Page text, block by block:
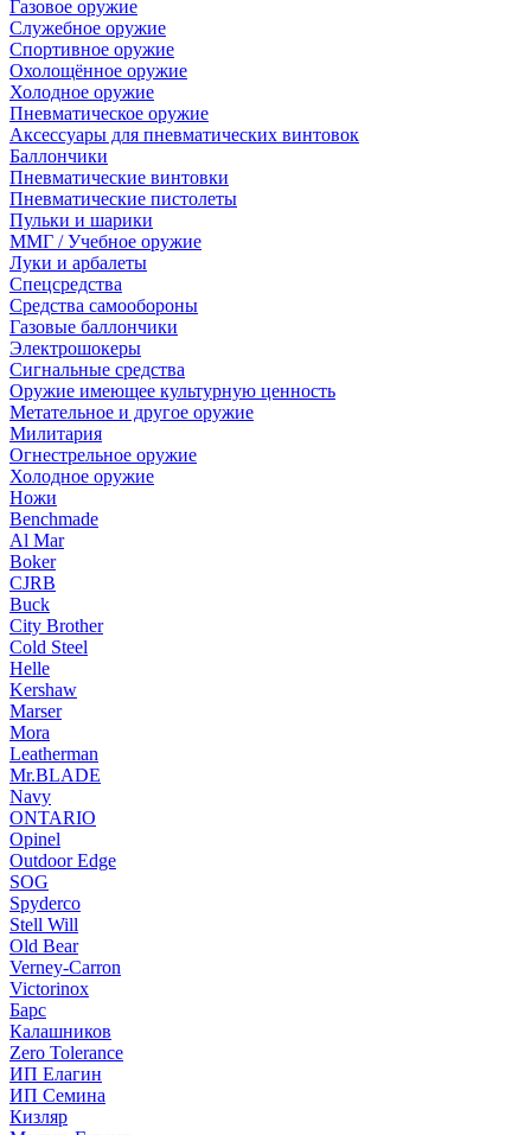
Газовое оружие
Служебное оружие
Спортивное оружие
Охолощённое оружие
Холодное оружие
Пневматическое оружие
Аксессуары для пневматических винтовок
Баллончики
Пневматические винтовки
Пневматические пистолеты
Пульки и шарики
ММГ / Учебное оружие
Луки и арбалеты
Спецсредства
Средства самообороны
Газовые баллончики
Электрошокеры
Сигнальные средства
Оружие имеющее культурную ценность
Метательное и другое оружие
Милитария
Огнестрельное оружие
Холодное оружие
Ножи
Benchmade
Al Mar
Boker
CJRB
Buck
City Brother
Cold Steel
Helle
Kershaw
Marser
Mora
Leatherman
Mr.BLADE
Navy
ONTARIO
Opinel
Outdoor Edge
SOG
Spyderco
Stell Will
Old Bear
Verney-Carron
Victorinox
Барс
Калашников
Zero Tolerance
ИП Елагин
ИП Семина
Кизляр